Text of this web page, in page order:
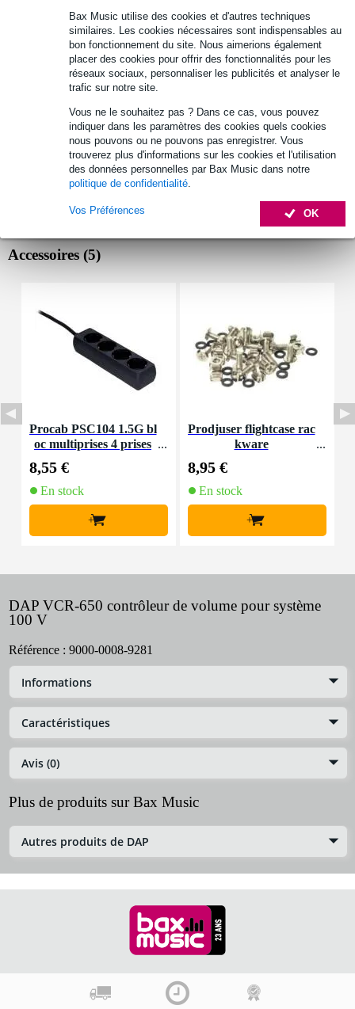
Bax Music utilise des cookies et d'autres techniques
similaires. Les cookies nécessaires sont indispensables au
bon fonctionnement du site. Nous aimerions également
placer des cookies pour offrir des fonctionnalités pour les
réseaux sociaux, personnaliser les publicités et analyser le
trafic sur notre site.
Vous ne le souhaitez pas ? Dans ce cas, vous pouvez
indiquer dans les paramètres des cookies quels cookies
nous pouvons ou ne pouvons pas enregistrer. Vous
trouverez plus d'informations sur les cookies et l'utilisation
des données personnelles par Bax Music dans notre
politique de confidentialité
OK
Vos Préférences
Optez maintenant pour une extension de garantie de 2
ans et profitez de plus d'avantages exclusifs !
10,20 € (frais uniques)
Informations
contrôleur de volume pour les systèmes 100 V
6 zones différentes réglables
puissance de 50 W par entrée
Afficher toutes les caractéristiques du produit
Accessoires (5)
Procab PSC104 1.5G bl
oc multiprises 4 prises
8,55 €
En stock
+
Prodjuser flightcase rac
kware
8,95 €
En stock
+
DAP VCR-650 contrôleur de volume pour système
100 V
Référence : 9000-0008-9281
Informations
Caractéristiques
Avis (0)
Plus de produits sur Bax Music
Autres produits de DAP